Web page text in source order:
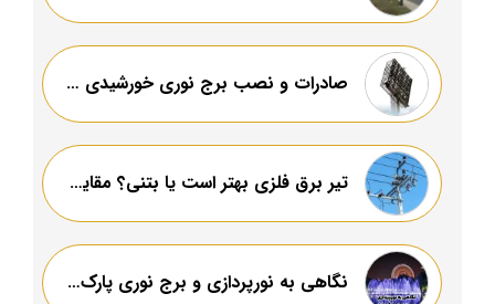
صادرات و نصب برج نوری خورشیدی ورزشگاه
تیر برق فلزی بهتر است یا بتنی؟ مقایسه کامل هزینه، دوام و ایمنی
نگاهی به نورپردازی و برج نوری پارک ملت